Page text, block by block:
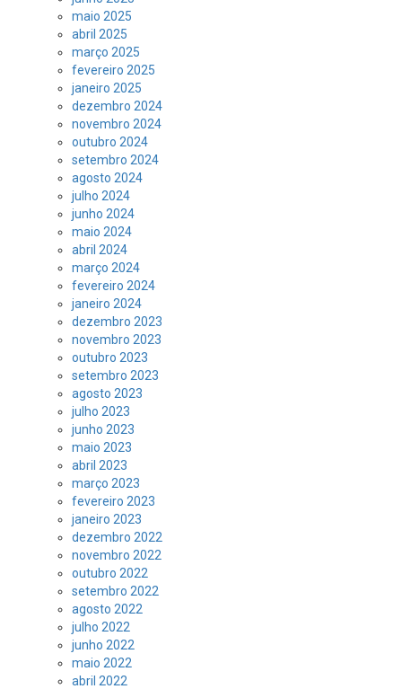
maio 2025
abril 2025
março 2025
fevereiro 2025
janeiro 2025
dezembro 2024
novembro 2024
outubro 2024
setembro 2024
agosto 2024
julho 2024
junho 2024
maio 2024
abril 2024
março 2024
fevereiro 2024
janeiro 2024
dezembro 2023
novembro 2023
outubro 2023
setembro 2023
agosto 2023
julho 2023
junho 2023
maio 2023
abril 2023
março 2023
fevereiro 2023
janeiro 2023
dezembro 2022
novembro 2022
outubro 2022
setembro 2022
agosto 2022
julho 2022
junho 2022
maio 2022
abril 2022